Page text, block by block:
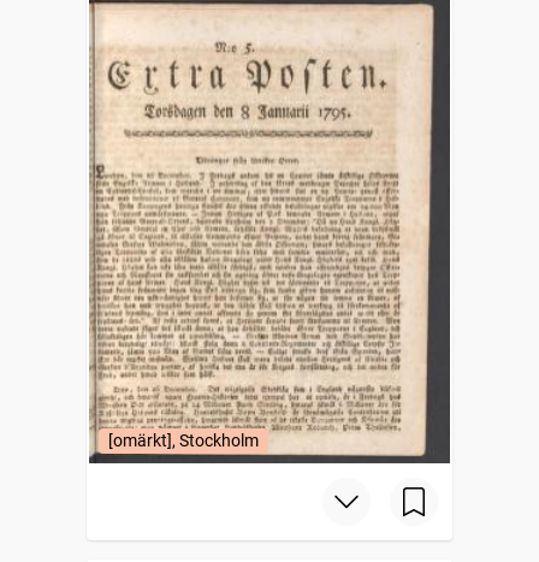
[omärkt], Stockholm